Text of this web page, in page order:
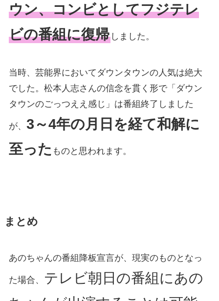
ウン、コンビとしてフジテレ
ビの番組に復帰しました。
当時、芸能界においてダウンタウンの人気は絶大
でした。松本人志さんの信念を貫く形で「ダウン
タウンのごっつええ感じ」は番組終了しました
が、 3～4年の月日を経て和解に
至った ものと思われます。
まとめ
あのちゃんの番組降板宣言が、現実のものとなっ
た場合、
テレビ朝日の番組にあの